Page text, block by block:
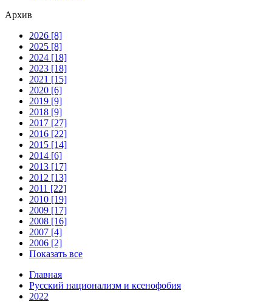
Архив
2026 [8]
2025 [8]
2024 [18]
2023 [18]
2021 [15]
2020 [6]
2019 [9]
2018 [9]
2017 [27]
2016 [22]
2015 [14]
2014 [6]
2013 [17]
2012 [13]
2011 [22]
2010 [19]
2009 [17]
2008 [16]
2007 [4]
2006 [2]
Показать все
Главная
Русский национализм и ксенофобия
2022